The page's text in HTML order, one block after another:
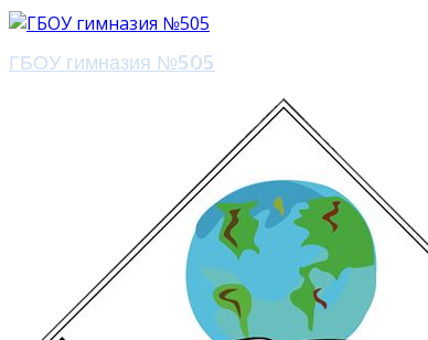
ГБОУ гимназия №505